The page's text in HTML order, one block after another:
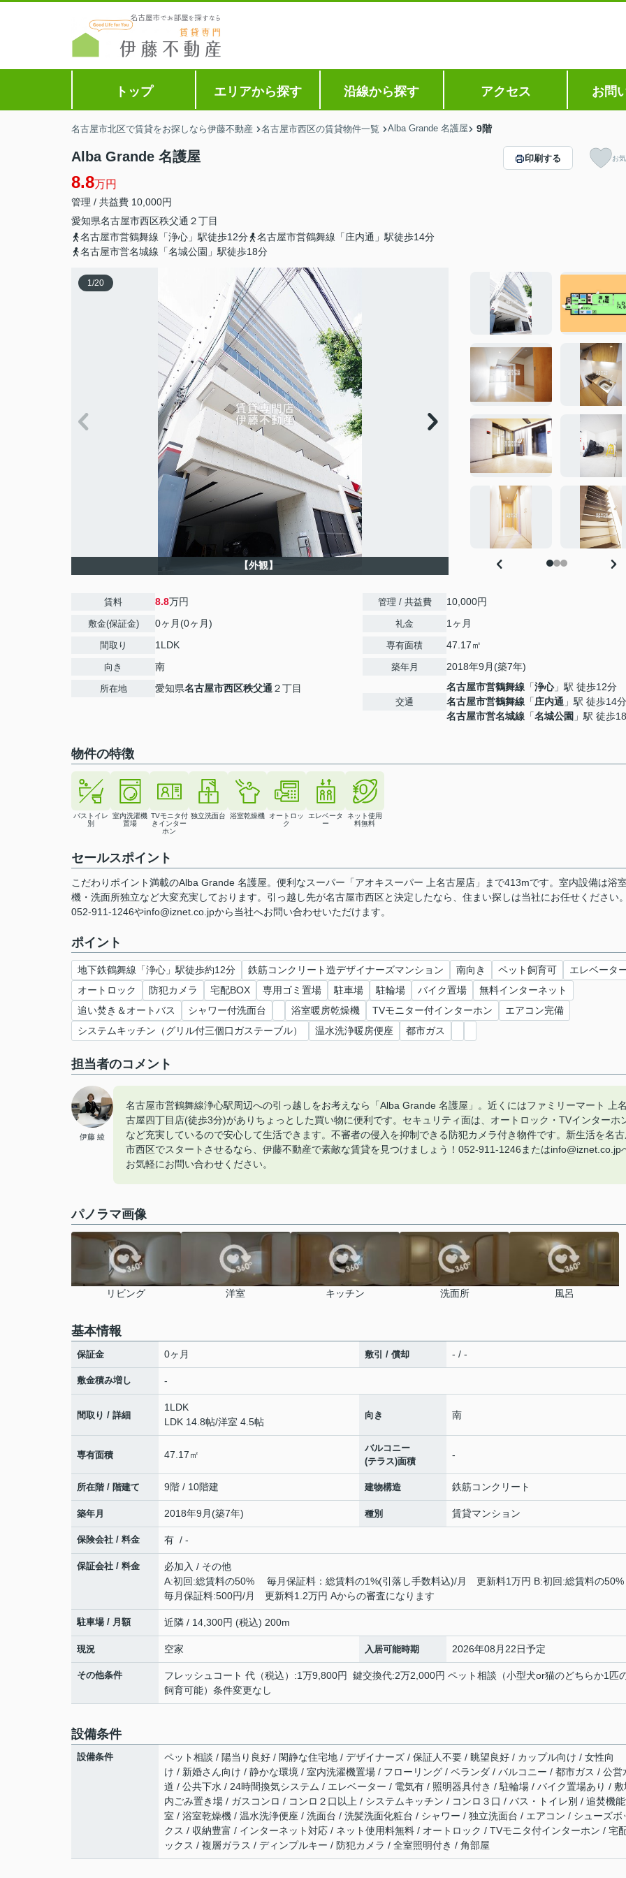
トップ エリアから探す 沿線から探す アクセス お問
名古屋市北区で賃貸をお探しなら伊藤不動産 名古屋市西区の賃貸物件一覧 Alba Grande 名護屋 9階
Alba Grande 名護屋
8.8万円
管理 / 共益費 10,000円
愛知県名古屋市西区秩父通 ２丁目
名古屋市営鶴舞線「浄心」駅徒歩12分
名古屋市営鶴舞線「庄内通」駅徒歩14分
名古屋市営名城線「名城公園」駅徒歩18分
印刷する お
1/20
【外観】
賃料 8.8万円
敷金(保証金) 0ヶ月(0ヶ月)
間取り 1LDK
向き 南
所在地 愛知県名古屋市西区秩父通 ２丁目
管理 / 共益費 10,000円
礼金 1ヶ月
専有面積 47.17㎡
築年月 2018年9月(築7年)
交通
名古屋市営鶴舞線 「浄心」駅 徒歩12分
名古屋市営鶴舞線 「庄内通 」駅 徒歩14分
名古屋市営名城線 「名城公園 」駅 徒歩
物件の特徴
バストイレ
別
室内洗濯機
置場
TVモニタ付
きインター
ホン
独立洗面台 浴室乾燥機
オートロッ
ク
エレベータ
ー
ネット使用
料無料
セールスポイント
こだわりポイント満載のAlba Grande 名護屋。便利なスーパー「アオキスーパー 上名古屋店」まで413mです。室内設備は浴
機・洗面所独立など大変充実しております。引っ越し先が名古屋市西区と決定したなら、住まい探しは当社にお任せください。
052-911-1246やinfo@iznet.co.jpから当社へお問い合わせいただけます。
ポイント
地下鉄鶴舞線「浄心」駅徒歩約12分 鉄筋コンクリート造デザイナーズマンション 南向き ペット飼育可
エレベータ
オートロック
防犯カメラ 宅配BOX 専用ゴミ置場 駐車場 駐輪場 バイク置場
無料インターネット
追い焚き＆オートバス
シャワー付洗面台 浴室暖房乾燥機 TVモニター付インターホン
エアコン完備
システムキッチン（グリル付三個口ガステーブル）
温水洗浄暖房便座 都市ガス
担当者のコメント
伊藤 綾
名古屋市営鶴舞線浄心駅周辺への引っ越しをお考えなら「Alba Grande 名護屋」。近くにはファミリーマート 上名
古屋四丁目店(徒歩3分)がありちょっとした買い物に便利です。セキュリティ面は、オートロック・TVインターホ
など充実しているので安心して生活できます。不審者の侵入を抑制できる防犯カメラ付き物件です。新生活を名古
市西区でスタートさせるなら、伊藤不動産で素敵な賃貸を見つけましょう！052-911-1246またはinfo@iznet.co.jp
お気軽にお問い合わせください。
パノラマ画像
リビング 洋室 キッチン 洗面所 風呂
基本情報
保証金 0ヶ月 敷引 / 償却 - / -
敷金積み増し -
間取り / 詳細
1LDK
LDK 14.8帖/洋室 4.5帖
向き 南
専有面積 47.17㎡
バルコニー
(テラス)面積
-
所在階 / 階建て 9階 / 10階建 建物構造 鉄筋コンクリート
築年月 2018年9月(築7年) 種別 賃貸マンション
保険会社 / 料金 有 / -
保証会社 / 料金
必加入 / その他
A:初回:総賃料の50% 毎月保証料：総賃料の1%(引落し手数料込)/月 更新料1万円 B:初回:総賃料の
毎月保証料:500円/月 更新料1.2万円 Aからの審査になります
駐車場 / 月額 近隣 / 14,300円 (税込) 200m
現況 空家 入居可能時期 2026年08月22日予定
その他条件
フレッシュコート 代（税込）:1万9,800円 鍵交換代:2万2,000円 ペット相談（小型犬or猫のどちらか1匹
飼育可能）条件変更なし
設備条件
設備条件
ペット相談 / 陽当り良好 / 閑静な住宅地 / デザイナーズ / 保証人不要 / 眺望良好 / カップル向け / 女性向
け / 新婚さん向け / 静かな環境 / 室内洗濯機置場 / フローリング / ベランダ / バルコニー / 都市ガス / 公営
道 / 公共下水 / 24時間換気システム / エレベーター / 電気有 / 照明器具付き / 駐輪場 / バイク置場あり / 敷
内ごみ置き場 / ガスコンロ / コンロ２口以上 / システムキッチン / コンロ３口 / バス・トイレ別 / 追焚機
室 / 浴室乾燥機 / 温水洗浄便座 / 洗面台 / 洗髪洗面化粧台 / シャワー / 独立洗面台 / エアコン / シューズボ
クス / 収納豊富 / インターネット対応 / ネット使用料無料 / オートロック / TVモニタ付インターホン / 宅
ックス / 複層ガラス / ディンプルキー / 防犯カメラ / 全室照明付き / 角部屋